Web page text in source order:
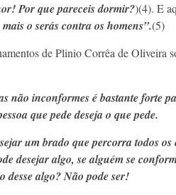
Por que pareceis dormir?)(4). E
o serás contra os homens”.(5)
de Plinio Corrêa de Oliveira
não inconformes é bastante forte
que pede deseja o que pede.
um brado que percorra todos
desejar algo, se alguém se
desse algo? Não pode ser!